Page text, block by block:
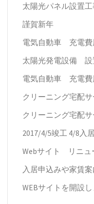
太陽光パネル設置
謹賀新年
電気自動車 充電費
太陽光発電設備 設
電気自動車 充電費
クリーニング宅配
クリーニング宅配
2017/4/5竣工 4/8入
Webサイト リニュ
入居申込みや家賃
WEBサイトを開設し